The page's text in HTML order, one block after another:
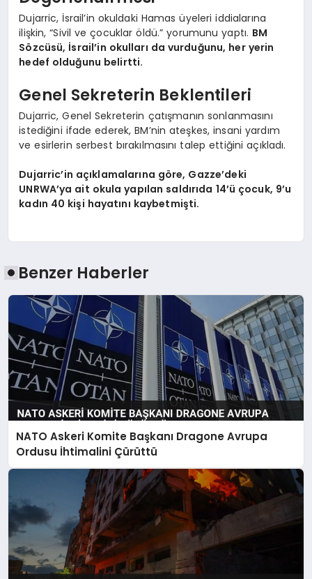
Dujarric, İsrail’in okuldaki Hamas üyeleri iddialarına
ilişkin, “Sivil ve çocuklar öldü.” yorumunu yaptı. BM
Sözcüsü, İsrail’in okulları da vurduğunu, her yerin
hedef olduğunu belirtti.
Genel Sekreterin Beklentileri
Dujarric, Genel Sekreterin çatışmanın sonlanmasını
istediğini ifade ederek, BM’nin ateşkes, insani yardım
ve esirlerin serbest bırakılmasını talep ettiğini açıkladı.
Dujarric’in açıklamalarına göre, Gazze’deki
UNRWA’ya ait okula yapılan saldırıda 14’ü çocuk, 9’u
kadın 40 kişi hayatını kaybetmişti.
Benzer Haberler
NATO Askeri Komite Başkanı Dragone Avrupa
Ordusu İhtimalini Çürüttü